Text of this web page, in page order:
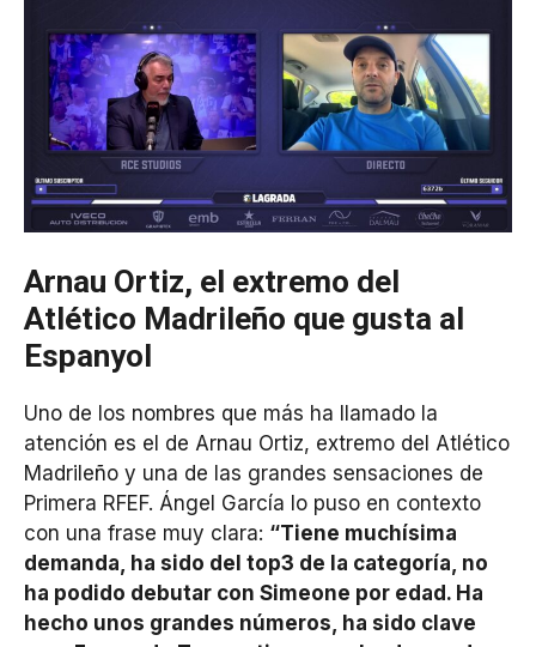
Arnau Ortiz, el extremo del
Atlético Madrileño que gusta al
Espanyol
Uno de los nombres que más ha llamado la
atención es el de Arnau Ortiz, extremo del Atlético
Madrileño y una de las grandes sensaciones de
Primera RFEF. Ángel García lo puso en contexto
con una frase muy clara: “Tiene muchísima
demanda, ha sido del top3 de la categoría, no
ha podido debutar con Simeone por edad. Ha
hecho unos grandes números, ha sido clave